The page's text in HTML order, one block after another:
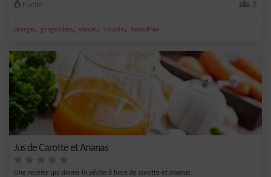
Facile 8
orange, gingembre, yaourt, carotte, Smoothie
Jus de Carotte et Ananas
Une recette qui donne la pêche à base de carotte et ananas.